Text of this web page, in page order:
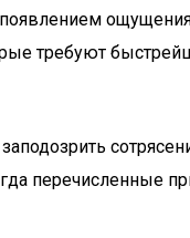
появлением
требуют
перечисленные